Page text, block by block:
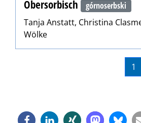
Obersorbisch
górnoserbski
Tanja Anstatt, Christina
Wölke
1